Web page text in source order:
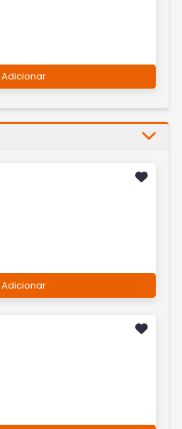
Adicionar
Adicionar